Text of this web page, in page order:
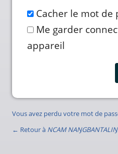
Cacher le mot de
Me garder
appareil
Vous avez perdu votre mot de
← Retour à NCAM